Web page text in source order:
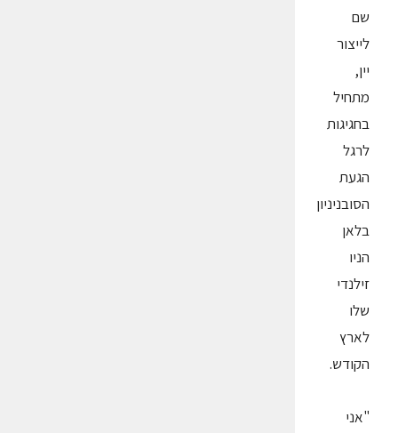
שם
לייצור
יין,
מתחיל
בחגיגות
לרגל
הגעת
הסובניניון
בלאן
הניו
זילנדי
שלו
לארץ
הקודש.
"אני